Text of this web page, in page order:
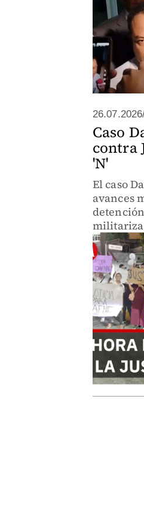
Caso
contra
'N'
El caso
avances